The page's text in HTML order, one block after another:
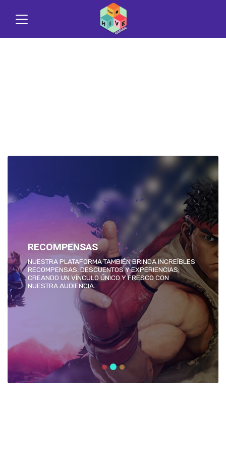
RECOMPENSAS
NUESTRA PLATAFORMA TAMBIÉN BRINDA INCREÍBLES
RECOMPENSAS, DESCUENTOS Y EXPERIENCIAS;
CREANDO UN VÍNCULO ÚNICO Y FRESCO CON
NUESTRA AUDIENCIA.